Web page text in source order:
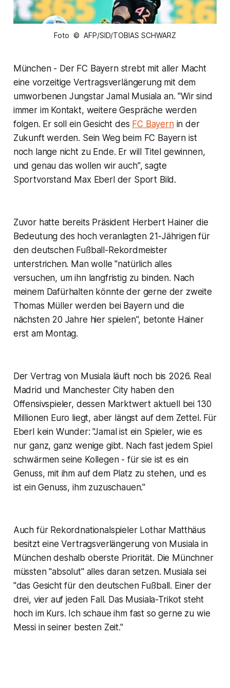
Foto © AFP/SID/TOBIAS SCHWARZ
München - Der FC Bayern strebt mit aller Macht
eine vorzeitige Vertragsverlängerung mit dem
umworbenen Jungstar Jamal Musiala an. "Wir sind
immer im Kontakt, weitere Gespräche werden
folgen. Er soll ein Gesicht des FC Bayernin der
Zukunft werden. Sein Weg beim FC Bayern ist
noch lange nicht zu Ende. Er will Titel gewinnen,
und genau das wollen wir auch", sagte
Sportvorstand Max Eberl der Sport Bild.
Zuvor hatte bereits Präsident Herbert Hainer die
Bedeutung des hoch veranlagten 21-Jährigen für
den deutschen Fußball-Rekordmeister
unterstrichen. Man wolle "natürlich alles
versuchen, um ihn langfristig zu binden. Nach
meinem Dafürhalten könnte der gerne der zweite
Thomas Müller werden bei Bayern und die
nächsten 20 Jahre hier spielen", betonte Hainer
erst am Montag.
Der Vertrag von Musiala läuft noch bis 2026. Real
Madrid und Manchester City haben den
Offensivspieler, dessen Marktwert aktuell bei 130
Millionen Euro liegt, aber längst auf dem Zettel. Für
Eberl kein Wunder: "Jamal ist ein Spieler, wie es
nur ganz, ganz wenige gibt. Nach fast jedem Spiel
schwärmen seine Kollegen - für sie ist es ein
Genuss, mit ihm auf dem Platz zu stehen, und es
ist ein Genuss, ihm zuzuschauen."
Auch für Rekordnationalspieler Lothar Matthäus
besitzt eine Vertragsverlängerung von Musiala in
München deshalb oberste Priorität. Die Münchner
müssten "absolut" alles daran setzen. Musiala sei
"das Gesicht für den deutschen Fußball. Einer der
drei, vier auf jeden Fall. Das Musiala-Trikot steht
hoch im Kurs. Ich schaue ihm fast so gerne zu wie
Messi in seiner besten Zeit."